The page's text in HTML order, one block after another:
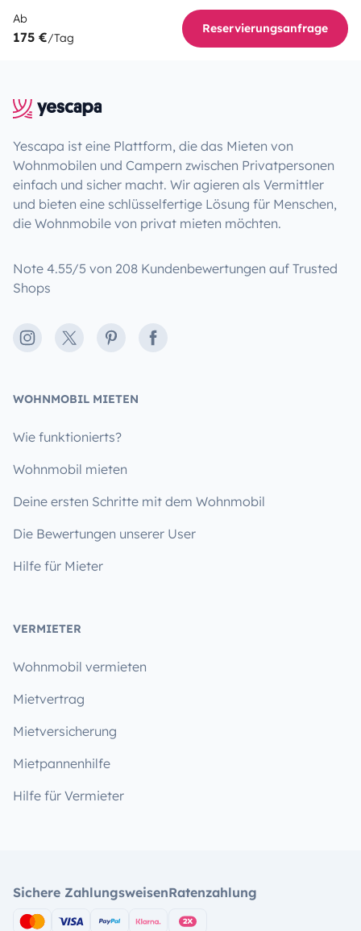
Ab
175 €/Tag
Reservierungsanfrage
Yescapa ist eine Plattform, die das Mieten von
Wohnmobilen und Campern zwischen Privatpersonen
einfach und sicher macht. Wir agieren als Vermittler
und bieten eine schlüsselfertige Lösung für Menschen,
die Wohnmobile von privat mieten möchten.
Note 4.55/5 von 208 Kundenbewertungen auf Trusted
Shops
Instagram
X PinterestFacebook
WOHNMOBIL MIETEN
Wie funktionierts?
Wohnmobil mieten
Deine ersten Schritte mit dem Wohnmobil
Die Bewertungen unserer User
Hilfe für Mieter
VERMIETER
Wohnmobil vermieten
Mietvertrag
Mietversicherung
Mietpannenhilfe
Hilfe für Vermieter
Sichere ZahlungsweisenRatenzahlung